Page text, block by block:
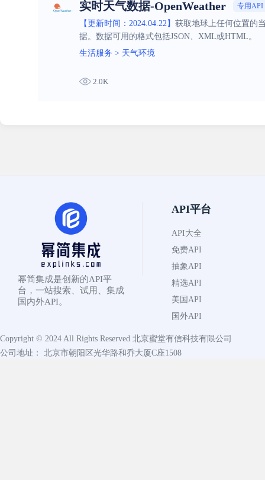
实时天气数据-OpenWeather 专用API
【更新时间：2024.04.22】 获取地球上任何位置的
据。数据可用的格式包括JSON、XML或HTML。
生活服务 > 天气环境
2.0K
幂简集成是创新的API平
台，一站搜索、试用、集成
国内外API。
API平台
API大全
免费API
抽象API
精选API
美国API
国外API
Copyright © 2024 All Rights Reserved 北京蜜堂有信科技有限公司
公司地址： 北京市朝阳区光华路和乔大厦C座1508